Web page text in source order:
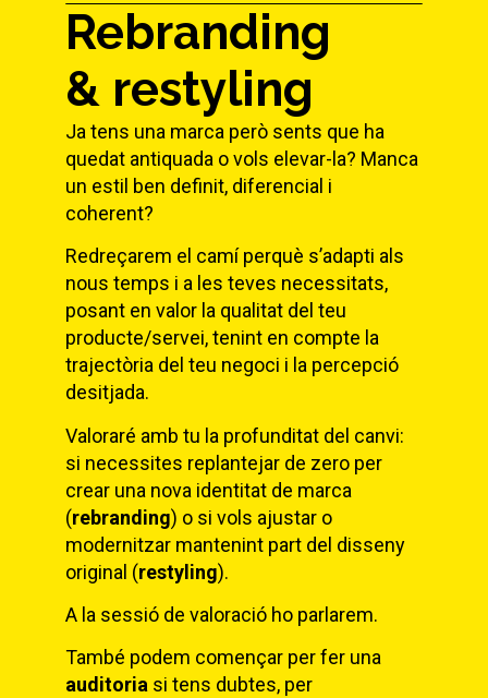
Rebranding
& restyling
Ja tens una marca però sents que ha
quedat antiquada o vols elevar-la? Manca
un estil ben definit, diferencial i
coherent?
Redreçarem el camí perquè s’adapti als
nous temps i a les teves necessitats,
posant en valor la qualitat del teu
producte/servei, tenint en compte la
trajectòria del teu negoci i la percepció
desitjada.
Valoraré amb tu la profunditat del canvi:
si necessites replantejar de zero per
crear una nova identitat de marca
(rebranding) o si vols ajustar o
modernitzar mantenint part del disseny
original (restyling).
A la sessió de valoració ho parlarem.
També podem començar per fer una
auditoria si tens dubtes, per